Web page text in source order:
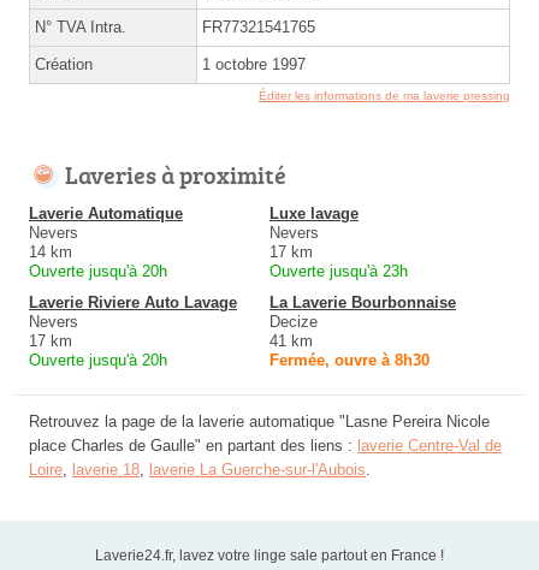
N° TVA Intra. FR77321541765
Création 1 octobre 1997
Éditer les informations de ma laverie pressing
Laveries à proximité
Laverie Automatique
Nevers
14 km
Ouverte jusqu'à 20h
Luxe lavage
Nevers
17 km
Ouverte jusqu'à 23h
Laverie Riviere Auto Lavage
Nevers
17 km
Ouverte jusqu'à 20h
La Laverie Bourbonnaise
Decize
41 km
Fermée, ouvre à 8h30
Retrouvez la page de la laverie automatique "Lasne Pereira Nicole
place Charles de Gaulle" en partant des liens : laverie Centre-Val de
Loire
laverie 18 laverie La Guerche-sur-l'Aubois
Laverie24.fr, lavez votre linge sale partout en France !